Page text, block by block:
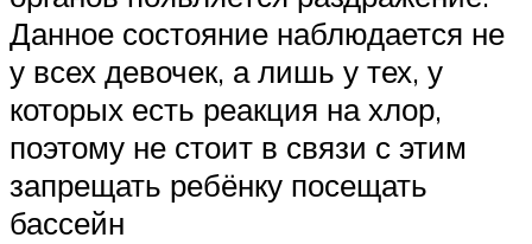
Данное состояние наблюдается не
у всех девочек, а лишь у тех, у
которых есть реакция на хлор,
поэтому не стоит в связи с этим
запрещать ребёнку посещать
бассейн